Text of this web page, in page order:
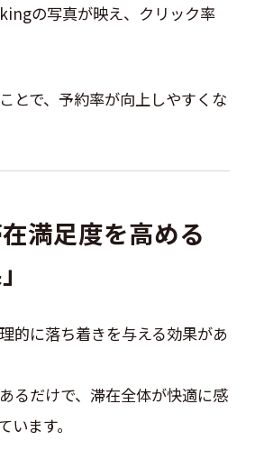
の写真が映え、クリック率
とで、予約率が向上しやすくな
満足度を高める
的に落ち着きを与える効果があ
るだけで、滞在全体が快適に感
います。